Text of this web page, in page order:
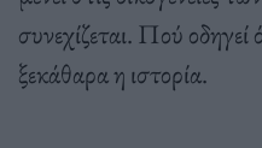
συνεχίζεται. Πού
ξεκάθαρα η ιστορία.